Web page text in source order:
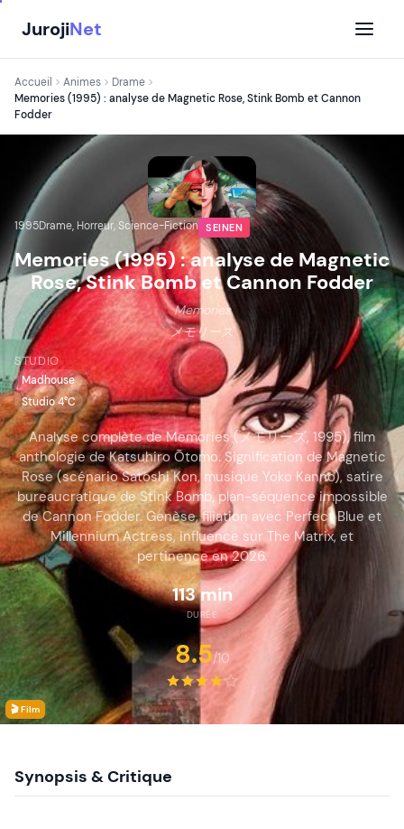
contenu
JurojiNet
Accueil Animes
Drame
Memories (1995) : analyse de Magnetic Rose, Stink Bomb et Cannon
Fodder
🎬 Film
1995Drame, Horreur, Science-Fiction SEINEN
Memories (1995) : analyse de Magnetic
Rose, Stink Bomb et Cannon Fodder
Memories
メモリーズ
STUDIO
Madhouse
Studio 4°C
Analyse complète de Memories (メモリーズ, 1995), film
anthologie de Katsuhiro Ōtomo. Signification de Magnetic
Rose (scénario Satoshi Kon, musique Yoko Kanno), satire
bureaucratique de Stink Bomb, plan-séquence impossible
de Cannon Fodder. Genèse, filiation avec Perfect Blue et
Millennium Actress, influence sur The Matrix, et
pertinence en 2026.
113 min
DURÉE
8.5/10
Synopsis & Critique